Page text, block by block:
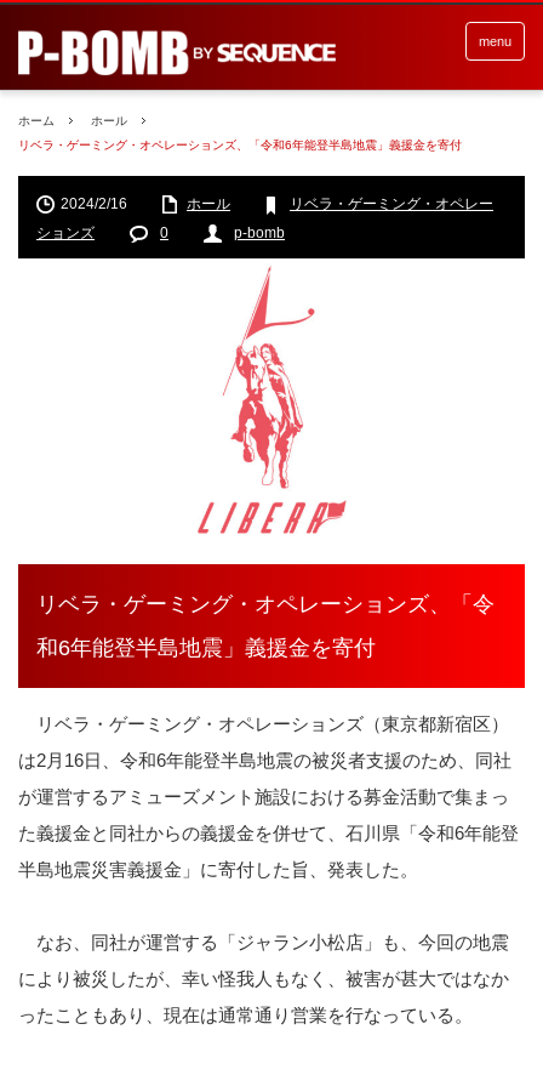
menu
ホーム
ホール
リベラ・ゲーミング・オペレーションズ、「令和6年能登半島地震」義援金を寄付
2024/2/16 ホール
リベラ・ゲーミング・オペレー
ションズ
0 p-bomb
リベラ・ゲーミング・オペレーションズ、「令
和6年能登半島地震」義援金を寄付
リベラ・ゲーミング・オペレーションズ（東京都新宿区）
は2月16日、令和6年能登半島地震の被災者支援のため、同社
が運営するアミューズメント施設における募金活動で集まっ
た義援金と同社からの義援金を併せて、石川県「令和6年能登
半島地震災害義援金」に寄付した旨、発表した。
なお、同社が運営する「ジャラン小松店」も、今回の地震
により被災したが、幸い怪我人もなく、被害が甚大ではなか
ったこともあり、現在は通常通り営業を行なっている。